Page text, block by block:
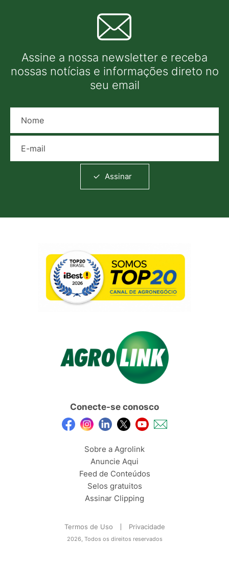
Assine a nossa newsletter e receba
nossas notícias e informações direto no
seu email
Assinar
Conecte-se conosco
Sobre a Agrolink
Anuncie Aqui
Feed de Conteúdos
Selos gratuitos
Assinar Clipping
Termos de Uso Privacidade
2026, Todos os direitos reservados